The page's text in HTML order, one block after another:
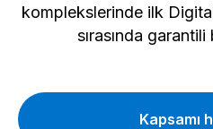
komplekslerinde ilk
sırasında
Kapsamı